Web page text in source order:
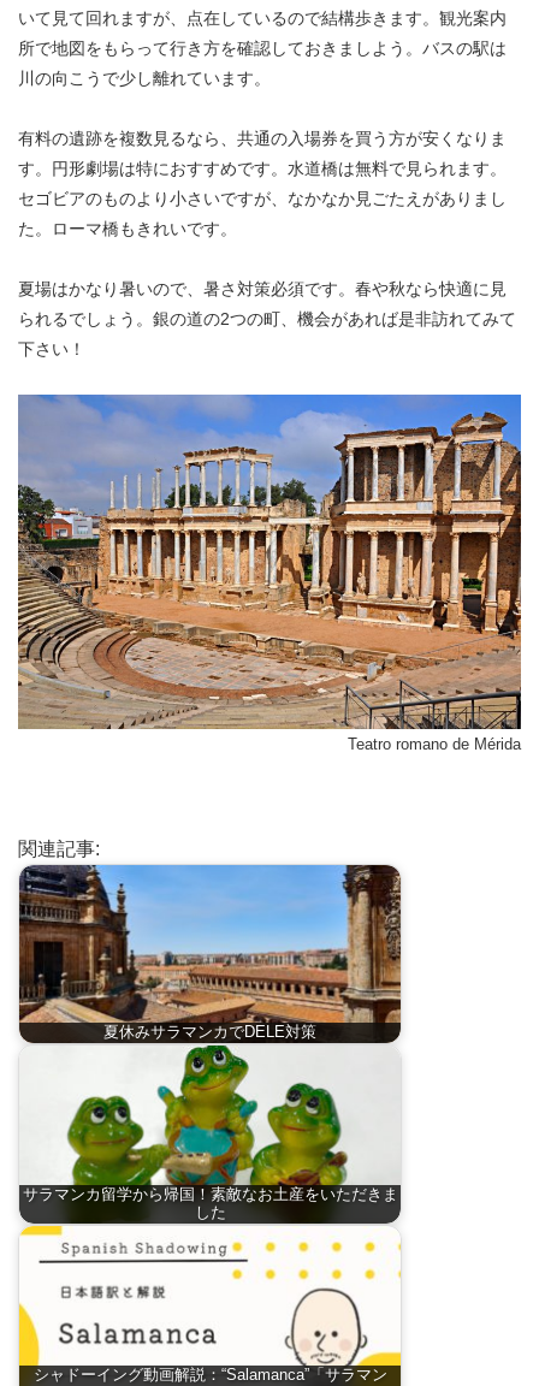
いて見て回れますが、点在しているので結構歩きます。観光案内
所で地図をもらって行き方を確認しておきましよう。バスの駅は
川の向こうで少し離れています。
有料の遺跡を複数見るなら、共通の入場券を買う方が安くなりま
す。円形劇場は特におすすめです。水道橋は無料で見られます。
セゴビアのものより小さいですが、なかなか見ごたえがありまし
た。ローマ橋もきれいです。
夏場はかなり暑いので、暑さ対策必須です。春や秋なら快適に見
られるでしょう。銀の道の2つの町、機会があれば是非訪れてみて
下さい！
Teatro romano de Mérida
関連記事:
夏休みサラマンカでDELE対策
サラマンカ留学から帰国！素敵なお土産をいただきま
した
シャドーイング動画解説：“Salamanca”「サラマン